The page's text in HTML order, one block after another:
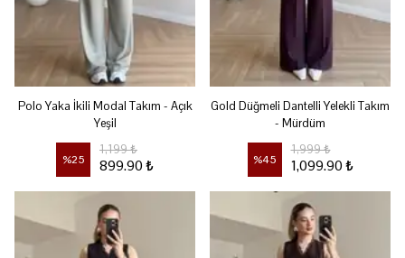
Polo Yaka İkili Modal Takım - Açık
Yeşil
%25
1,199 ₺
899.90 ₺
Gold Düğmeli Dantelli Yelekli Takım
- Mürdüm
%45
1,999 ₺
1,099.90 ₺